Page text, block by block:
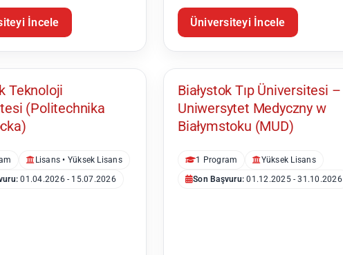
İncele Üniversiteyi İncele
Teknoloji
(Politechnika
Lisans • Yüksek Lisans
01.04.2026 - 15.07.2026
Białystok
Białystok Tıp Üniversitesi –
Uniwersytet Medyczny w
Białymstoku (MUD)
1 Program
Yüksek Lisans
Son Başvuru: 01.12.2025 - 31.10.2026